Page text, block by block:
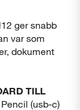
ger snabb
var som
dokument
TILL
(usb-c)